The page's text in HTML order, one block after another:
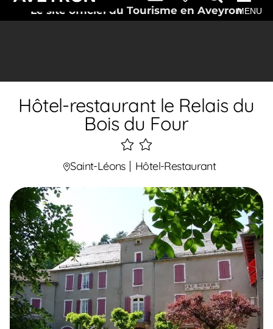
Le site officiel du Tourisme en AveyronMENU
Hôtel-restaurant le Relais du
Bois du Four
2
étoiles
Saint-Léons Hôtel-Restaurant